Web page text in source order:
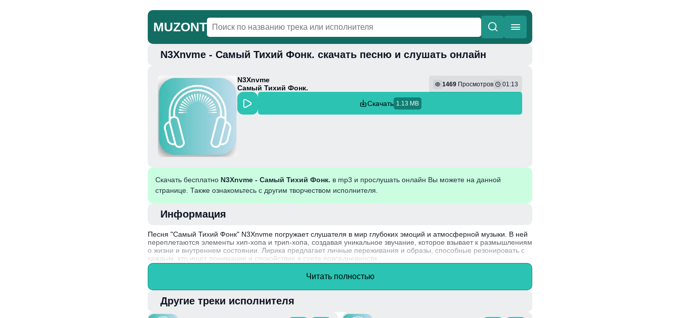
MUZONT
N3Xnvme - Самый Тихий Фонк. скачать песню и слушать онлайн
N3Xnvme
Самый Тихий Фонк.
1469 Просмотров 01:13
Скачать 1.13 MB
Скачать бесплатно N3Xnvme - Самый Тихий Фонк. в mp3 и прослушать онлайн Вы можете на данной
странице. Также ознакомьтесь с другим творчеством исполнителя.
Информация
Песня "Самый Тихий Фонк" N3Xnvme погружает слушателя в мир глубоких эмоций и атмосферной музыки. В ней
переплетаются элементы хип-хопа и трип-хопа, создавая уникальное звучание, которое взывает к размышлениям
о жизни и внутреннем состоянии. Лирика предлагает личные переживания и образы, способные резонировать с
каждым, кто ищет понимание и спокойствие в суете повседневности.
Интересный факт: N3Xnvme начал свой творческий путь в независимой музыкальной среде, черпая вдохновение
Читать полностью
Другие треки исполнителя